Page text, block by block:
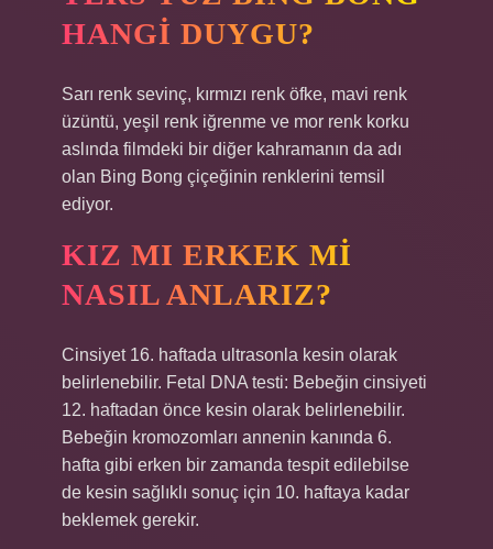
HANGI DUYGU?
Sarı renk sevinç, kırmızı renk öfke, mavi renk
üzüntü, yeşil renk iğrenme ve mor renk korku
aslında filmdeki bir diğer kahramanın da adı
olan Bing Bong çiçeğinin renklerini temsil
ediyor.
KIZ MI ERKEK MI
NASIL ANLARIZ?
Cinsiyet 16. haftada ultrasonla kesin olarak
belirlenebilir. Fetal DNA testi: Bebeğin cinsiyeti
12. haftadan önce kesin olarak belirlenebilir.
Bebeğin kromozomları annenin kanında 6.
hafta gibi erken bir zamanda tespit edilebilse
de kesin sağlıklı sonuç için 10. haftaya kadar
beklemek gerekir.